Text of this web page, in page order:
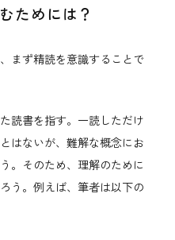
ためには？
まず精読を意識することで
読書を指す。一読しただけ
はないが、難解な概念にお
。そのため、理解のために
う。例えば、筆者は以下の